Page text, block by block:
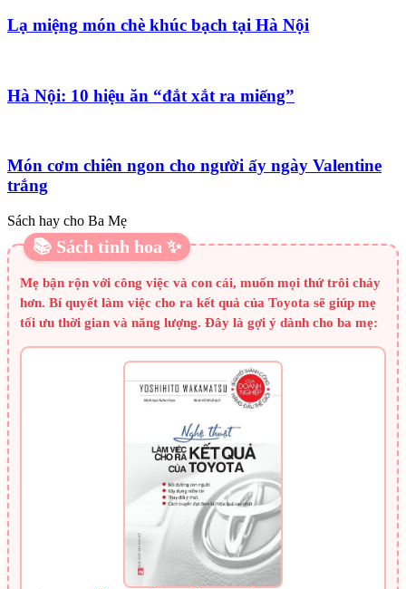
Lạ miệng món chè khúc bạch tại Hà Nội
Hà Nội: 10 hiệu ăn “đắt xắt ra miếng”
Món cơm chiên ngon cho người ấy ngày Valentine
trắng
Sách hay cho Ba Mẹ
📚 Sách tinh hoa ✨
Mẹ bận rộn với công việc và con cái, muốn mọi thứ trôi chảy
hơn. Bí quyết làm việc cho ra kết quả của Toyota sẽ giúp mẹ
tối ưu thời gian và năng lượng. Đây là gợi ý dành cho ba mẹ: